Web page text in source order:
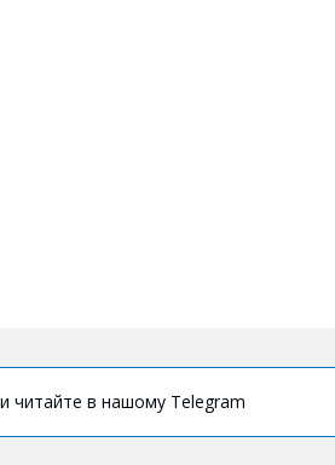
читайте в нашому Telegram